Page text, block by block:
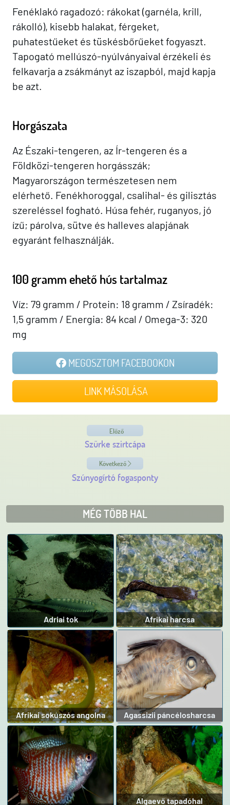
Fenéklakó ragadozó: rákokat (garnéla, krill,
rákolló), kisebb halakat, férgeket,
puhatestűeket és tüskésbőrűeket fogyaszt.
Tapogató mellúszó-nyúlványaival érzékeli és
felkavarja a zsákmányt az iszapból, majd kapja
be azt.
Horgászata
Az Északi-tengeren, az Ír-tengeren és a
Földközi-tengeren horgásszák;
Magyarországon természetesen nem
elérhető. Fenékhoroggal, csalihal- és gilisztás
szereléssel fogható. Húsa fehér, ruganyos, jó
ízű; párolva, sütve és halleves alapjának
egyaránt felhasználják.
100 gramm ehető hús tartalmaz
Víz: 79 gramm / Protein: 18 gramm / Zsíradék:
1,5 gramm / Energia: 84 kcal / Omega-3: 320
mg
MEGOSZTOM FACEBOOKON
LINK MÁSOLÁSA
Előző
Szürke szirtcápa
Következő
Szúnyogírtó fogasponty
MÉG TÖBB HAL
Adriai tok Afrikai harcsa
Afrikai sokúszós angolna Agassizii páncélosharcsa
Algaevő tapadóhal